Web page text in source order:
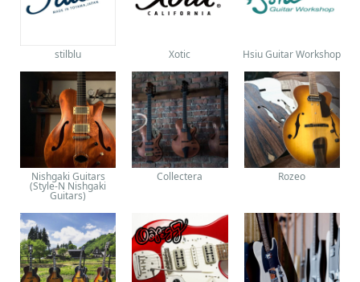
stilblu Xotic Hsiu Guitar Workshop
Nishgaki Guitars
(Style-N Nishgaki
Guitars)
Collectera Rozeo